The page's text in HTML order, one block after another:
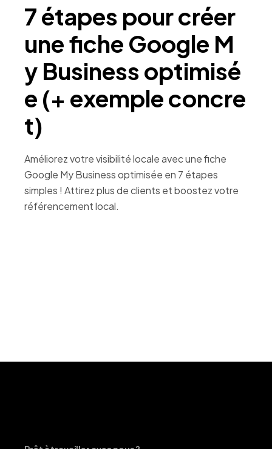
7 étapes pour créer
une fiche Google M
y Business optimisé
e (+ exemple concre
t)
Améliorez votre visibilité locale avec une fiche
Google My Business optimisée en 7 étapes
simples ! Attirez plus de clients et boostez votre
référencement local.